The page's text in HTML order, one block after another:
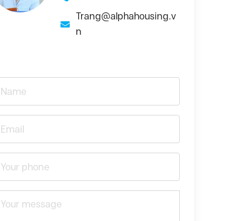
Trang@alphahousing.v
n